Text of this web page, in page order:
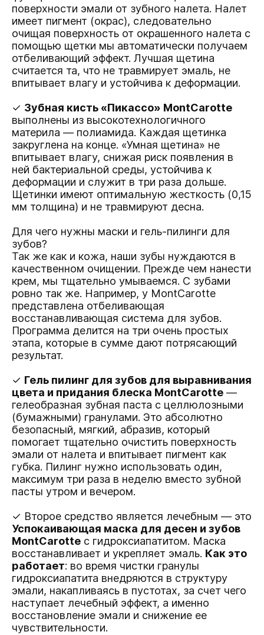
поверхности эмали от зубного налета. Налет
имеет пигмент (окрас), следовательно
очищая поверхность от окрашенного налета с
помощью щетки мы автоматически получаем
отбеливающий эффект. Лучшая щетина
считается та, что не травмирует эмаль, не
впитывает влагу и устойчива к деформации.
✓ Зубная кисть «Пикассо» MontCarotte
выполнены из высокотехнологичного
материла — полиамида. Каждая щетинка
закруглена на конце. «Умная щетина» не
впитывает влагу, снижая риск появления в
ней бактериальной среды, устойчива к
деформации и служит в три раза дольше.
Щетинки имеют оптимальную жесткость (0,15
мм толщина) и не травмируют десна.
Для чего нужны маски и гель-пилинги для
зубов?
Так же как и кожа, наши зубы нуждаются в
качественном очищении. Прежде чем нанести
крем, мы тщательно умываемся. С зубами
ровно так же. Например, у MontCarotte
представлена отбеливающая
восстанавливающая система для зубов.
Программа делится на три очень простых
этапа, которые в сумме дают потрясающий
результат.
✓ Гель пилинг для зубов для выравнивания
цвета и придания блеска MontCarotte —
гелеобразная зубная паста с целлюлозными
(бумажными) гранулами. Это абсолютно
безопасный, мягкий, абразив, который
помогает тщательно очистить поверхность
эмали от налета и впитывает пигмент как
губка. Пилинг нужно использовать один,
максимум три раза в неделю вместо зубной
пасты утром и вечером.
✓ Второе средство является лечебным — это
Успокаивающая маска для десен и зубов
MontCarotte с гидроксиапатитом. Маска
восстанавливает и укрепляет эмаль. Как это
работает: во время чистки гранулы
гидроксиапатита внедряются в структуру
эмали, накапливаясь в пустотах, за счет чего
наступает лечебный эффект, а именно
восстановление эмали и снижение ее
чувствительности.